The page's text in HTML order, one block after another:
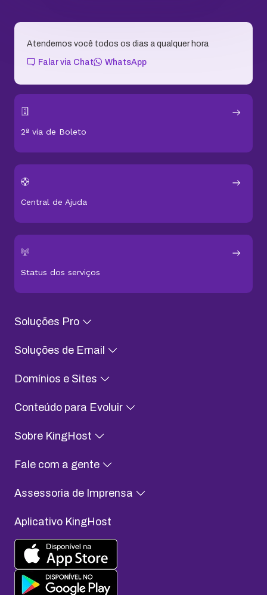
Atendemos você todos os dias a qualquer hora
Falar via Chat WhatsApp
2ª via de Boleto
Central de Ajuda
Status dos serviços
Soluções Pro
Soluções de Email
Domínios e Sites
Conteúdo para Evoluir
Sobre KingHost
Fale com a gente
Assessoria de Imprensa
Aplicativo KingHost